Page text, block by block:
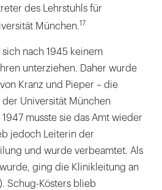
des Lehrstuhls für
München.17
nach 1945 keinem
unterziehen. Daher wurde
Kranz und Pieper – die
Universität München
musste sie das Amt wieder
jedoch Leiterin der
und wurde verbeamtet. Als
ging die Klinikleitung an
Schug-Kösters blieb